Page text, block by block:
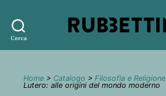
Cerca
editore
Home > Catalogo > Filosofia e Religione
Lutero: alle origini del mondo moderno